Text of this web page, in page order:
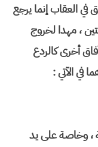
العقاب إنما يرجع
، مهدا لخروج
أخرى كالردع
في الآتي :
، وخاصة على يد